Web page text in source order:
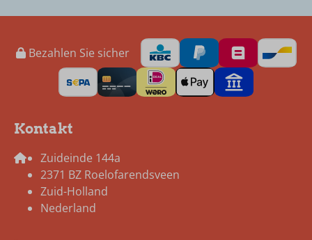
Bezahlen Sie sicher
Kontakt
Zuideinde 144a
2371 BZ Roelofarendsveen
Zuid-Holland
Nederland